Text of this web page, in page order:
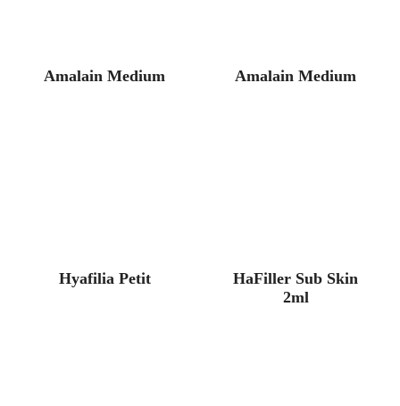
Amalain Medium Amalain Medium
Hyafilia Petit
HaFiller Sub Skin
2ml